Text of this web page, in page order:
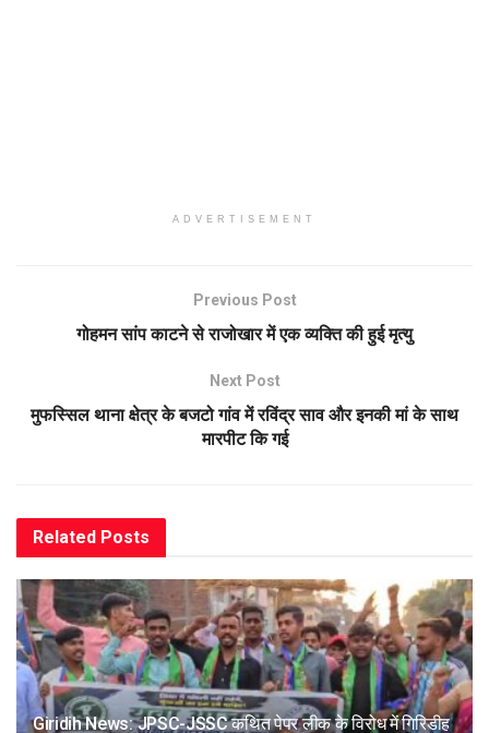
ADVERTISEMENT
Previous Post
गोहमन सांप काटने से राजोखार में एक व्यक्ति की हुई मृत्यु
Next Post
मुफस्सिल थाना क्षेत्र के बजटो गांव में रविंद्र साव और इनकी मां के साथ
मारपीट कि गई
Related Posts
Giridih News: JPSC-JSSC कथित पेपर लीक के विरोध में गिरिडीह